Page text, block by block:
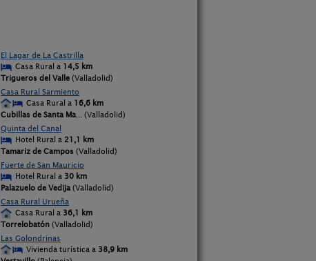
El Lagar de La Castrilla
Casa Rural a 14,5 km
Trigueros del Valle (Valladolid)
Casa Rural Sarmiento
Casa Rural a 16,6 km
Cubillas de Santa Ma... (Valladolid)
Quinta del Canal
Hotel Rural a 21,1 km
Tamariz de Campos (Valladolid)
Fuerte de San Mauricio
Hotel Rural a 30 km
Palazuelo de Vedija (Valladolid)
Casa Rural Urueña
Casa Rural a 36,1 km
Torrelobatón (Valladolid)
Las Golondrinas
Vivienda turística a 38,9 km